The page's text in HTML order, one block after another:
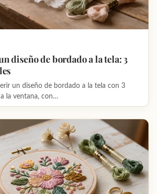
diseño de bordado a la tela: 3
un diseño de bordado a la tela con 3
la ventana, con…